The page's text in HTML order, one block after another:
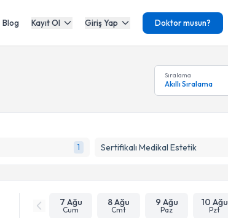
Blog Kayıt Ol Giriş Yap Doktor musun?
Sıralama
Akıllı Sıralama
1 Sertifikalı Medikal Estetik
7 Ağu
Cum
8 Ağu
Cmt
9 Ağu
Paz
10 Ağu
Pzt